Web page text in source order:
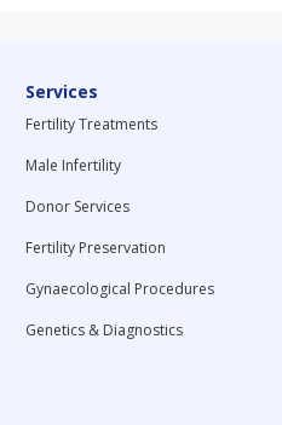
Services
Fertility Treatments
Male Infertility
Donor Services
Fertility Preservation
Gynaecological Procedures
Genetics & Diagnostics